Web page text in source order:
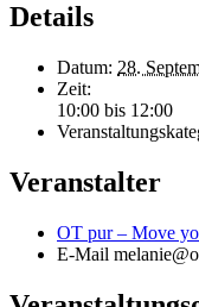
Details
Datum: 28.
Zeit:
10:00 bis 12:00
Veranstalter
OT pur – Move
E-Mail